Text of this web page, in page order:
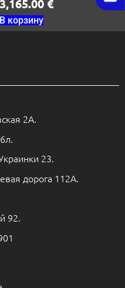
3,165.00 €
В корзину
2А.
23.
дорога 112А.
92.